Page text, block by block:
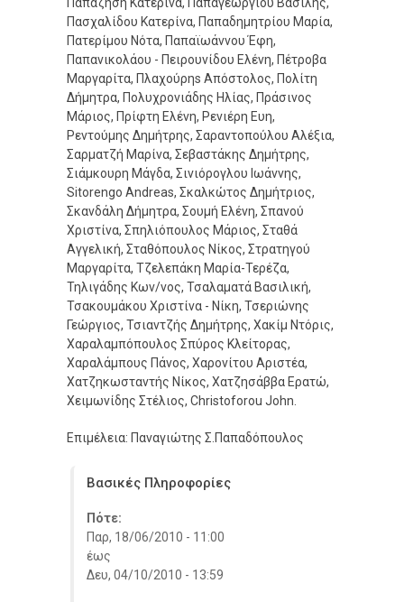
Πασχαλίδου Κατερίνα, Παπαδημητρίου Μαρία,
Πατερίμου Νότα, Παπαϊωάννου Έφη,
Παπανικολάου - Πειρουνίδου Ελένη, Πέτροβα
Μαργαρίτα, Πλαχούρηs Απόστολος, Πολίτη
Δήμητρα, Πολυχρονιάδης Ηλίας, Πράσινος
Μάριος, Πρίφτη Ελένη, Ρενιέρη Ευη,
Ρεντούμης Δημήτρης, Σαραντοπούλου Αλέξια,
Σαρματζή Μαρίνα, Σεβαστάκης Δημήτρης,
Σιάμκουρη Μάγδα, Σινιόρογλου Ιωάννης,
Sitorengo Andreas, Σκαλκώτος Δημήτριος,
Σκανδάλη Δήμητρα, Σουμή Ελένη, Σπανού
Χριστίνα, Σπηλιόπουλος Μάριος, Σταθά
Αγγελική, Σταθόπουλος Νίκος, Στρατηγού
Μαργαρίτα, Τζελεπάκη Μαρία-Τερέζα,
Τηλιγάδης Κων/νος, Τσαλαματά Βασιλική,
Τσακουμάκου Χριστίνα - Νίκη, Τσεριώνης
Γεώργιος, Τσιαντζής Δημήτρης, Χακίμ Ντόρις,
Χαραλαμπόπουλος Σπύρος Κλείτορας,
Χαραλάμπους Πάνος, Χαρονίτου Αριστέα,
Χατζηκωσταντής Νίκος, Χατζησάββα Ερατώ,
Χειμωνίδης Στέλιος, Christoforou John.
Επιμέλεια: Παναγιώτης Σ.Παπαδόπουλος
Βασικές Πληροφορίες
Πότε:
Παρ, 18/06/2010 - 11:00
έως
Δευ, 04/10/2010 - 13:59